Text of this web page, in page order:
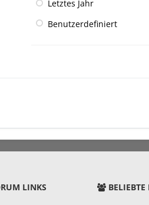
Letztes Jahr
Benutzerdefiniert
LINKS BELIEBTE